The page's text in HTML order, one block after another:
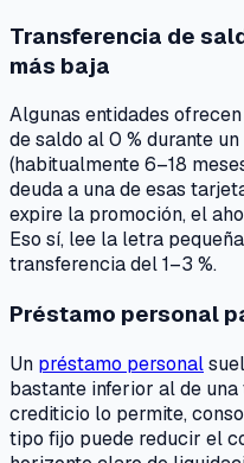
Transferencia de
más baja
Algunas entidades
de saldo al 0 % durante
(habitualmente 6–18
deuda a una de esas
expire la promoción, el
Eso sí, lee la letra
transferencia del 1–3 %.
Préstamo personal
Un préstamo personal
bastante inferior al de
crediticio lo permite,
tipo fijo puede reducir el